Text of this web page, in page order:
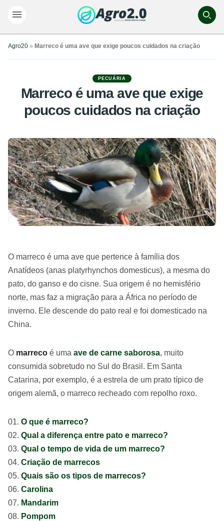
Agro20 » Marreco é uma ave que exige poucos cuidados na criação
PECUÁRIA
Marreco é uma ave que exige
poucos cuidados na criação
O marreco é uma ave que pertence à família dos
Anatídeos (anas platyrhynchos domesticus), a mesma do
pato, do ganso e do cisne. Sua origem é no hemisfério
norte, mas faz a migração para a África no período de
inverno. Ele descende do pato real e foi domesticado na
China.
O marreco é uma ave de carne saborosa, muito
consumida sobretudo no Sul do Brasil. Em Santa
Catarina, por exemplo, é a estrela de um prato típico de
origem alemã, o marreco recheado com repolho roxo.
O que é marreco?
Qual a diferença entre pato e marreco?
Qual o tempo de vida de um marreco?
Criação de marrecos
Quais são os tipos de marrecos?
Carolina
Mandarim
Pompom